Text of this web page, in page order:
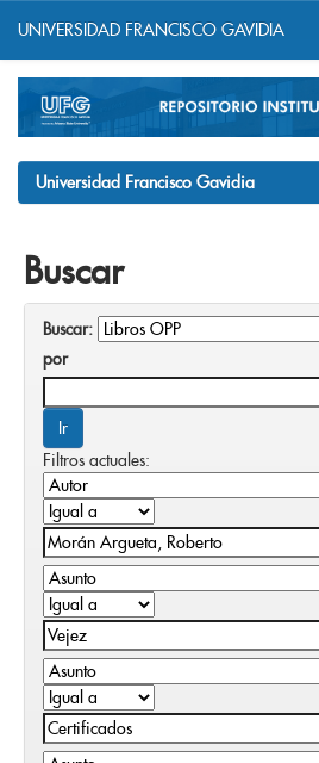
navigation
UNIVERSIDAD FRANCISCO GAVIDIA
Universidad Francisco Gavidia
Buscar
Buscar:
por
Filtros actuales: